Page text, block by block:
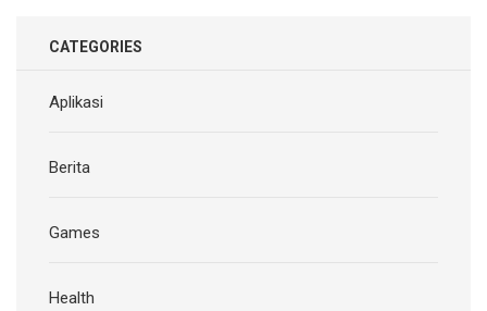
CATEGORIES
Aplikasi
Berita
Games
Health